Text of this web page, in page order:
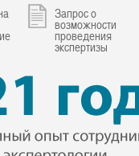
Запрос о
возможности
проведения
экспертизы